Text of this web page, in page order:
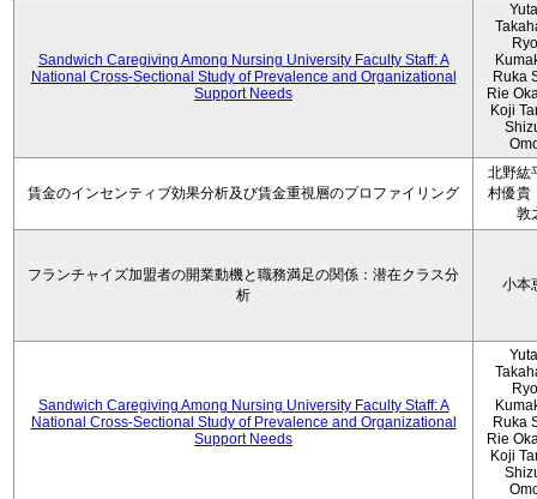
Sandwich Caregiving Among Nursing University Faculty Staff: A
National Cross-Sectional Study of Prevalence and Organizational
Support Needs
Ruka
Rie
Koji
賃金のインセンティブ効果分析及び賃金重視層のプロファイリング
北野紘
村優貴
敦
フランチャイズ加盟者の開業動機と職務満足の関係：潜在クラス分
析
小本
Sandwich Caregiving Among Nursing University Faculty Staff: A
National Cross-Sectional Study of Prevalence and Organizational
Support Needs
Ruka
Rie
Koji